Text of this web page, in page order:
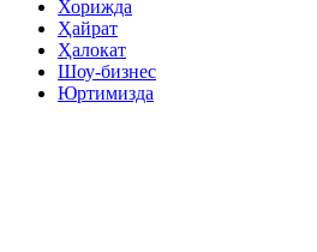
Хорижда
Ҳайрат
Ҳалокат
Шоу-бизнес
Юртимизда